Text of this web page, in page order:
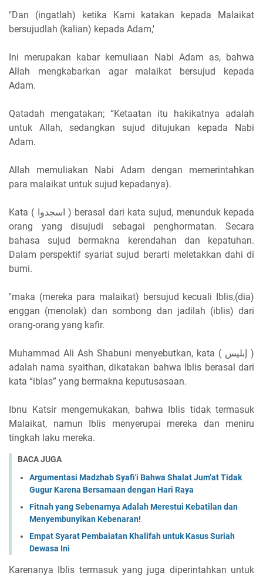
"Dan (ingatlah) ketika Kami katakan kepada Malaikat
bersujudlah (kalian) kepada Adam,'
Ini merupakan kabar kemuliaan Nabi Adam as, bahwa
Allah mengkabarkan agar malaikat bersujud kepada
Adam.
Qatadah mengatakan; “Ketaatan itu hakikatnya adalah
untuk Allah, sedangkan sujud ditujukan kepada Nabi
Adam.
Allah memuliakan Nabi Adam dengan memerintahkan
para malaikat untuk sujud kepadanya).
Kata ( اسجدوا ) berasal dari kata sujud, menunduk kepada
orang yang disujudi sebagai penghormatan. Secara
bahasa sujud bermakna kerendahan dan kepatuhan.
Dalam perspektif syariat sujud berarti meletakkan dahi di
bumi.
"maka (mereka para malaikat) bersujud kecuali Iblis,(dia)
enggan (menolak) dan sombong dan jadilah (iblis) dari
orang-orang yang kafir.
Muhammad Ali Ash Shabuni menyebutkan, kata ( إبليس )
adalah nama syaithan, dikatakan bahwa Iblis berasal dari
kata “iblas” yang bermakna keputusasaan.
Ibnu Katsir mengemukakan, bahwa Iblis tidak termasuk
Malaikat, namun Iblis menyerupai mereka dan meniru
tingkah laku mereka.
BACA JUGA
Argumentasi Madzhab Syafi'i Bahwa Shalat Jum’at Tidak
Gugur Karena Bersamaan dengan Hari Raya
Fitnah yang Sebenarnya Adalah Merestui Kebatilan dan
Menyembunyikan Kebenaran!
Empat Syarat Pembaiatan Khalifah untuk Kasus Suriah
Dewasa Ini
Karenanya Iblis termasuk yang juga diperintahkan untuk